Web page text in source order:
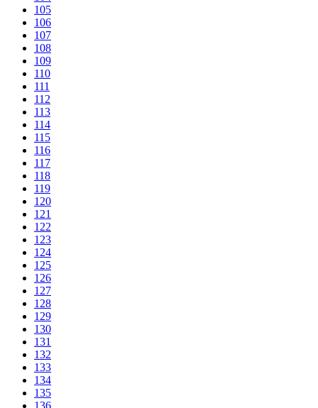
105
106
107
108
109
110
111
112
113
114
115
116
117
118
119
120
121
122
123
124
125
126
127
128
129
130
131
132
133
134
135
136